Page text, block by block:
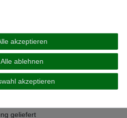
925
35 mm
gilt für beide Creolen
wird ihr Silberschmuckstück
geliefert
akzeptieren
Alle ablehnen
akzeptieren